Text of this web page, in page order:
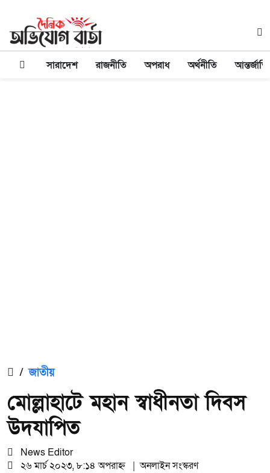
সারাদেশ রাজনীতি অপরাধ অর্থনীতি
/ জাতীয়
মোল্লাহাটে মহান স্বাধীনতা দিবস
উদযাপিত
News Editor
২৬ মার্চ ২০২৩, ৮:১৪ অপরাহ্ন | অনলাইন সংস্করণ